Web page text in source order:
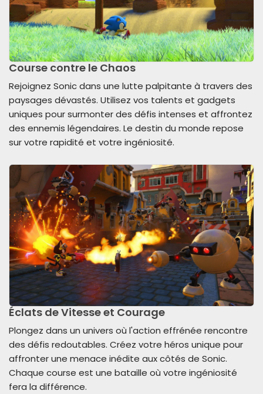
Course contre le Chaos
Rejoignez Sonic dans une lutte palpitante à travers des
paysages dévastés. Utilisez vos talents et gadgets
uniques pour surmonter des défis intenses et affrontez
des ennemis légendaires. Le destin du monde repose
sur votre rapidité et votre ingéniosité.
Éclats de Vitesse et Courage
Plongez dans un univers où l'action effrénée rencontre
des défis redoutables. Créez votre héros unique pour
affronter une menace inédite aux côtés de Sonic.
Chaque course est une bataille où votre ingéniosité
fera la différence.